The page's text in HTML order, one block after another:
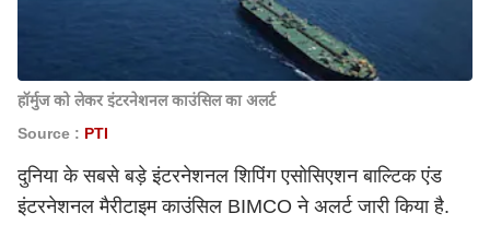
हॉर्मुज को लेकर इंटरनेशनल काउंसिल का अलर्ट
Source : PTI
दुनिया के सबसे बड़े इंटरनेशनल शिपिंग एसोसिएशन बाल्टिक एंड
इंटरनेशनल मैरीटाइम काउंसिल BIMCO ने अलर्ट जारी किया है.